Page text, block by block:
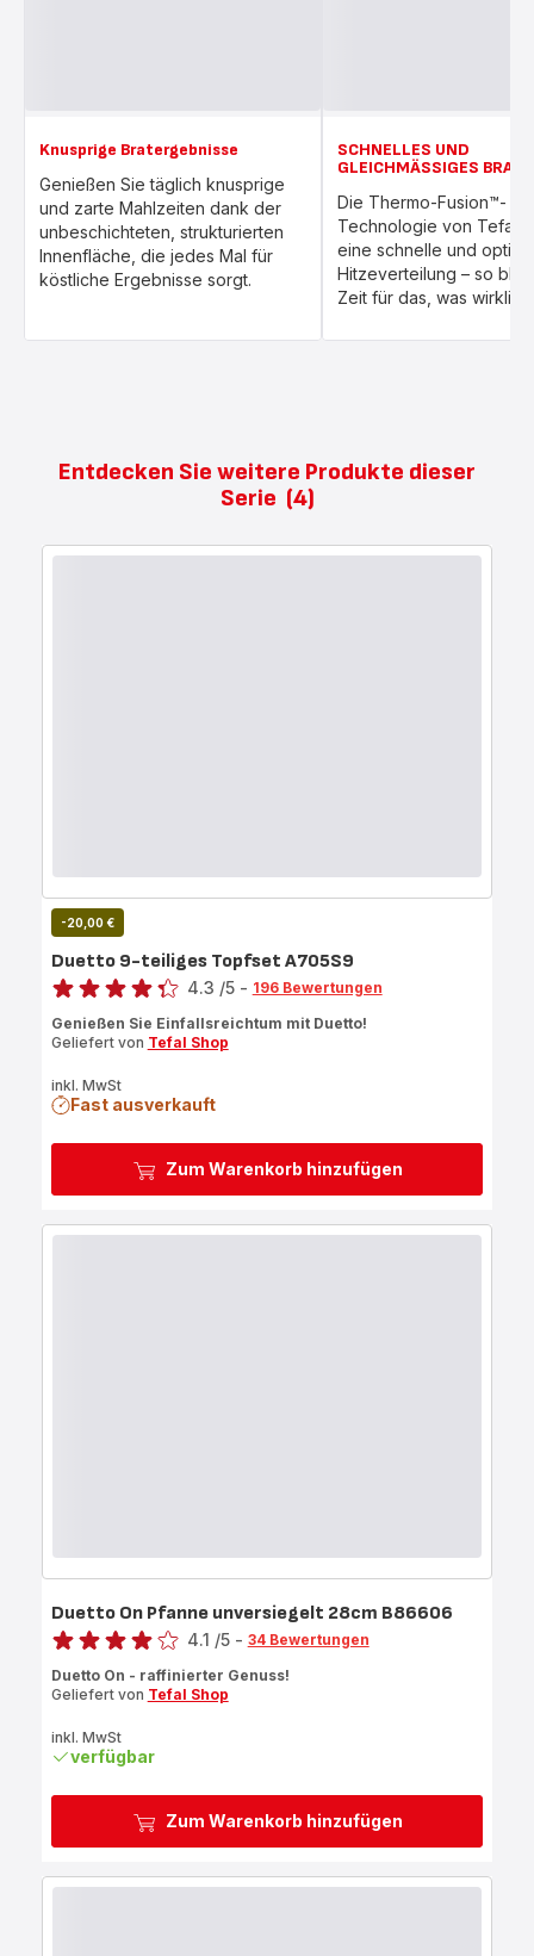
Knusprige Bratergebnisse
Genießen Sie täglich knusprige
und zarte Mahlzeiten dank der
unbeschichteten, strukturierten
Innenfläche, die jedes Mal für
köstliche Ergebnisse sorgt.
SCHNELLES UND
GLEICHMÄSSIGES
Die Thermo-Fusion™-
Technologie von Tefal
eine schnelle und
Hitzeverteilung – so
Zeit für das, was wirklich
Entdecken Sie weitere Produkte dieser
Serie (4)
Zum Warenkorb hinzufügen
-20,00 €
Duetto 9-teiliges Topfset A705S9
Bewertung
4.3 /5 - 196 Bewertungen
Genießen Sie Einfallsreichtum mit Duetto!
Geliefert von Tefal Shop
inkl. MwSt
Fast ausverkauft
Zum Warenkorb hinzufügen
Duetto On Pfanne unversiegelt 28cm B86606
Bewertung
4.1 /5 - 34 Bewertungen
Duetto On - raffinierter Genuss!
Geliefert von Tefal Shop
inkl. MwSt
verfügbar